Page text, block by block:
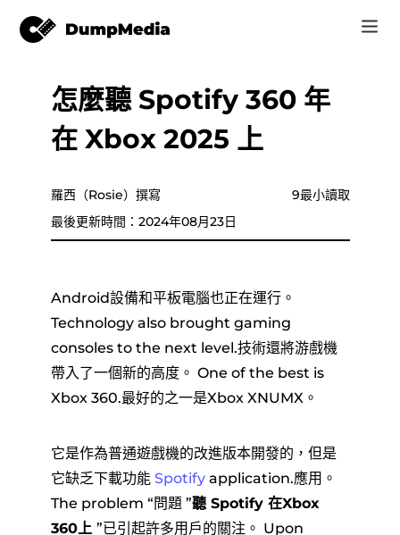
Spotify 轉 mp3
YouTube 音樂 MP3
蘋果音樂 MP3
亞馬遜音樂到 MP3
登錄
怎麼聽 Spotify 360 年
在 Xbox 2025 上
羅西（Rosie）撰寫
最後更新時間：2024年08月23日
9最小讀取
Android設備和平板電腦也正在運行。
Technology also brought gaming
consoles to the next level.技術還將游戲機
帶入了一個新的高度。 One of the best is
Xbox 360.最好的之一是Xbox XNUMX。
它是作為普通遊戲機的改進版本開發的，但是
它缺乏下載功能 Spotifyapplication.應用。
The problem “問題 ”聽 Spotify 在Xbox
360上 ”已引起許多用戶的關注。 Upon